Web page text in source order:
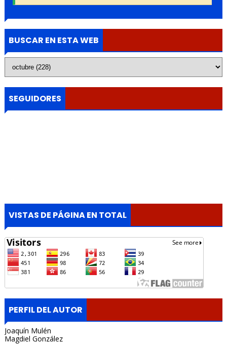
BUSCAR EN ESTA WEB
SEGUIDORES
VISTAS DE PÁGINA EN TOTAL
PERFIL DEL AUTOR
Joaquín Mulén
Magdiel González